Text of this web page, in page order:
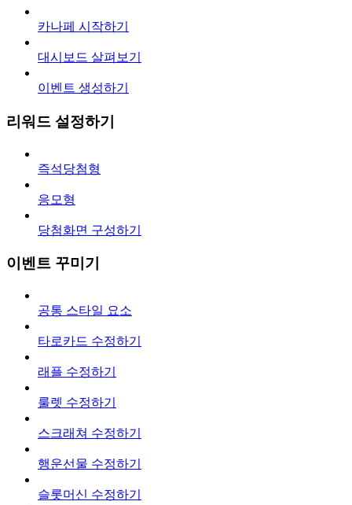
카나페 시작하기
대시보드 살펴보기
이벤트 생성하기
리워드 설정하기
즉석당첨형
응모형
당첨화면 구성하기
이벤트 꾸미기
공통 스타일 요소
타로카드 수정하기
래플 수정하기
룰렛 수정하기
스크래쳐 수정하기
행운선물 수정하기
슬롯머신 수정하기